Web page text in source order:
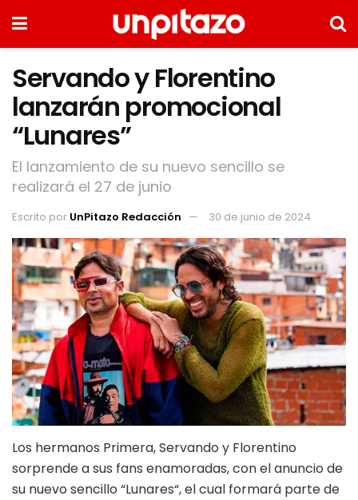
Servando y Florentino
lanzarán promocional
“Lunares”
El lanzamiento de su nuevo sencillo se
realizará el 27 de junio
Escrito por UnPitazo Redacción 30 de junio de 2024
Los hermanos Primera, Servando y Florentino
sorprende a sus fans enamoradas, con el anuncio de
su nuevo sencillo “Lunares“, el cual formará parte de